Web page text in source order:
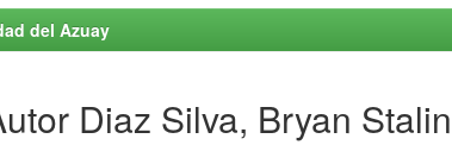
del Azuay
Diaz Silva, Bryan Stalin